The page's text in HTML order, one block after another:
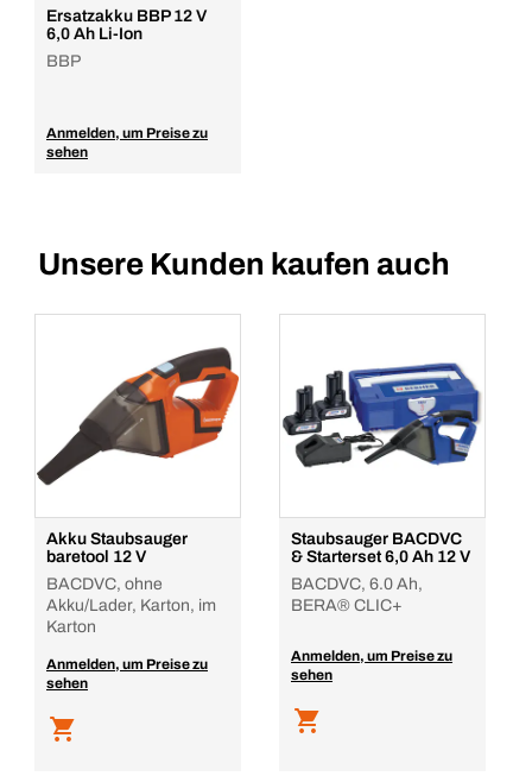
In den Warenkorb
Ersatzakku BBP 12 V
6,0 Ah Li-Ion
BBP
Anmelden, um Preise zu
sehen
Unsere Kunden kaufen auch
Akku Staubsauger
baretool 12 V
BACDVC, ohne
Akku/Lader, Karton, im
Karton
Anmelden, um Preise zu
sehen
Staubsauger BACDVC
& Starterset 6,0 Ah 12 V
BACDVC, 6.0 Ah,
BERA® CLIC+
Anmelden, um Preise zu
sehen